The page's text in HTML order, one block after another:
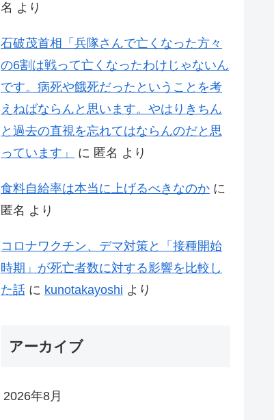
名 より
石破茂首相「兵隊さんで亡くなった方々
の6割は戦って亡くなったわけじゃないん
です。病死や餓死だったということを考
えねばならんと思います。やはりきちん
と過去の直視を忘れてはならんのだと思
っています」
に 匿名 より
食料自給率は本当に上げるべきなのか に
匿名 より
コロナワクチン、デマ対策と「接種開始
時期」が死亡者数に対する影響を比較し
た話 に kunotakayoshi より
アーカイブ
2026年8月